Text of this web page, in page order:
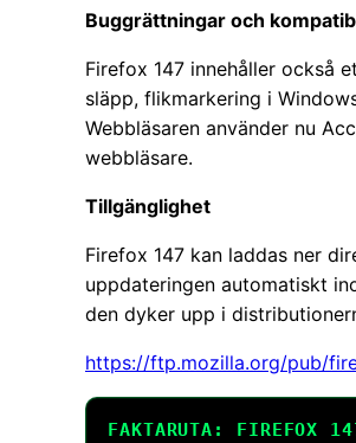
Buggrättningar och
Firefox 147 innehåller också
släpp, flikmarkering i
Webbläsaren använder nu
webbläsare.
Tillgänglighet
Firefox 147 kan laddas ner
uppdateringen automatiskt
den dyker upp i
https://ftp.mozilla.org/pub/
FAKTARUTA: FIREFOX